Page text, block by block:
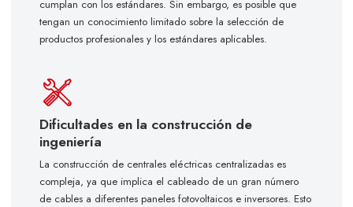
cumplan con los estándares. Sin embargo, es posible que
tengan un conocimiento limitado sobre la selección de
productos profesionales y los estándares aplicables.
Dificultades en la construcción de
ingeniería
La construcción de centrales eléctricas centralizadas es
compleja, ya que implica el cableado de un gran número
de cables a diferentes paneles fotovoltaicos e inversores. Esto